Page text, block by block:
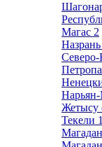
Магас 2
Назрань
Северо-
Жетысу
Текели 1